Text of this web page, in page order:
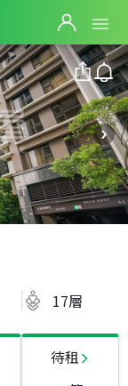
17層
待租